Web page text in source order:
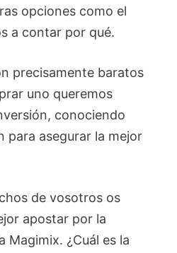
opciones como el
a contar por qué.
precisamente baratos
uno queremos
conociendo
para asegurar la mejor
de vosotros os
apostar por la
Magimix. ¿Cuál es la